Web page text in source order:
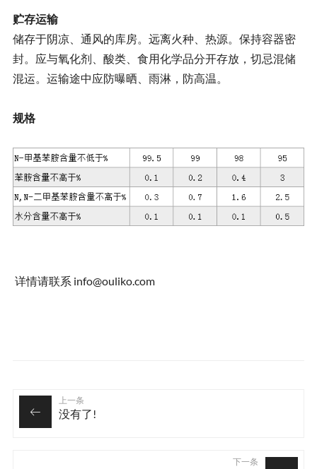
贮存运输
储存于阴凉、通风的库房。远离火种、热源。保持容器密
封。应与氧化剂、酸类、食用化学品分开存放，切忌混储
混运。运输途中应防曝晒、雨淋，防高温。
规格
详情请联系 info@ouliko.com
上一条
没有了!
下一条